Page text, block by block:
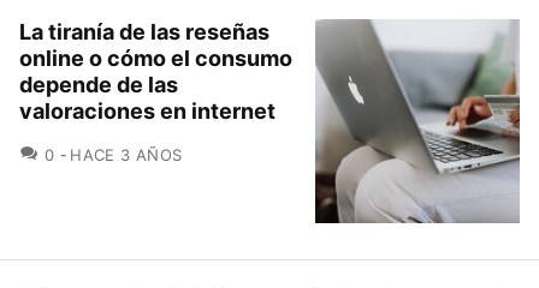
La tiranía de las reseñas
online o cómo el consumo
depende de las
valoraciones en internet
0 COMENTARIOS
HACE 3 AÑOS